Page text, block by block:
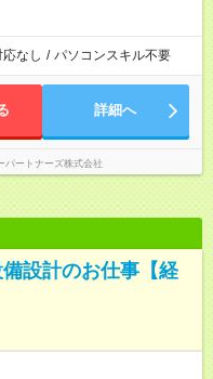
なし / パソコンスキル不要
詳細へ
パートナーズ株式会社
備設計のお仕事【経